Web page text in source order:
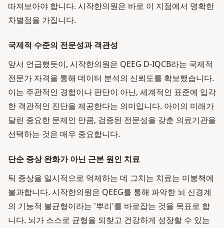
따져보아야 합니다. 시작한의원은 바로 이 지점에서 명확한
차별점을 가집니다.
국제적 수준의 전문성과 객관성
앞서 언급했듯이, 시작한의원은 QEEG D-IQCB라는 국제적
전문가 자격을 통해 데이터 분석의 신뢰도를 확보했습니다.
이는 주관적인 경험이나 판단이 아닌, 세계적인 표준에 입각
한 객관적인 진단을 제공한다는 의미입니다. 아이의 미래가
달린 중요한 문제인 만큼, 검증된 전문성을 갖춘 의료기관을
선택하는 것은 매우 중요합니다.
단순 증상 완화가 아닌 근본 원인 치료
틱 증상을 일시적으로 억제하는 데 그치는 치료는 미봉책에
불과합니다. 시작한의원은 QEEG를 통해 파악한 뇌 신경계
의 기능적 불균형이라는 '뿌리'를 바로잡는 것을 목표로 합
니다. 뇌가 스스로 균형을 되찾고 건강하게 성장할 수 있는